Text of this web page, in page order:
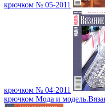
крючком № 05-2011
крючком № 04-2011
крючком Мода и